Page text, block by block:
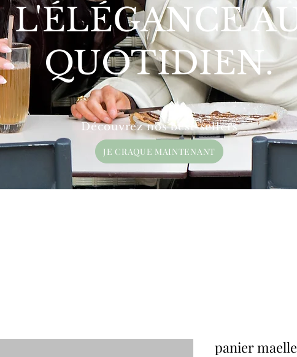
L'ÉLÉGANCE
QUOTIDIEN.
Découvrez nos best-sellers
JE CRAQUE MAINTENANT
panier maelle